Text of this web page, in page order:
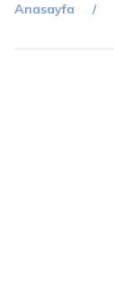
Anasayfa